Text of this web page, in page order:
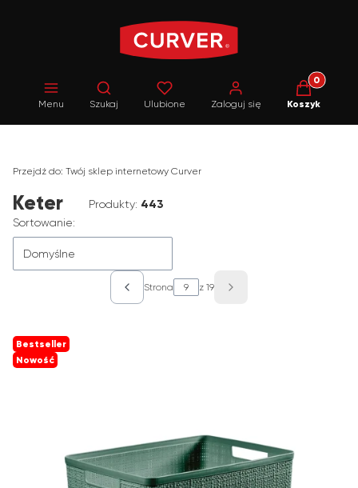
Menu
Otwórz wyszukiwarkę
Szukaj Ulubione Zaloguj się
Produkty
Koszyk
Przejdź do: Twój sklep internetowy Curver
Keter Produkty: 443
Lista produktów
Sortowanie:
Domyślne
Poprzednie produkty
Strona z 19
Bestseller
Nowość